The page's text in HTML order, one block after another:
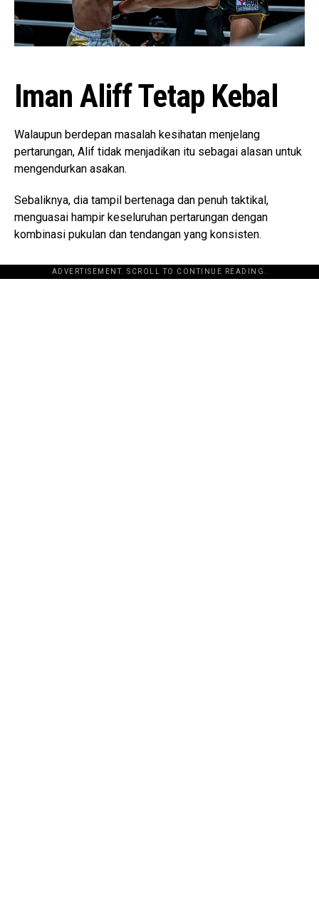
Iman Aliff Tetap Kebal
Walaupun berdepan masalah kesihatan menjelang
pertarungan, Alif tidak menjadikan itu sebagai alasan untuk
mengendurkan asakan.
Sebaliknya, dia tampil bertenaga dan penuh taktikal,
menguasai hampir keseluruhan pertarungan dengan
kombinasi pukulan dan tendangan yang konsisten.
ADVERTISEMENT. SCROLL TO CONTINUE READING.